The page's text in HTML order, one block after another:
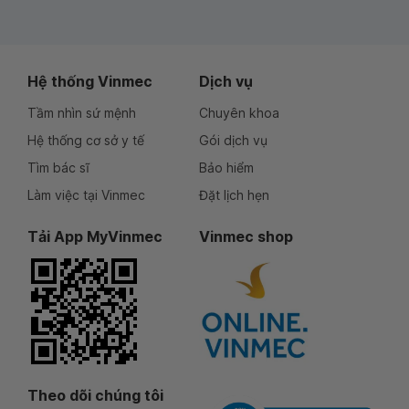
Hệ thống Vinmec
Tầm nhìn sứ mệnh
Hệ thống cơ sở y tế
Tìm bác sĩ
Làm việc tại Vinmec
Dịch vụ
Chuyên khoa
Gói dịch vụ
Bảo hiểm
Đặt lịch hẹn
Tải App MyVinmec Vinmec shop
Theo dõi chúng tôi